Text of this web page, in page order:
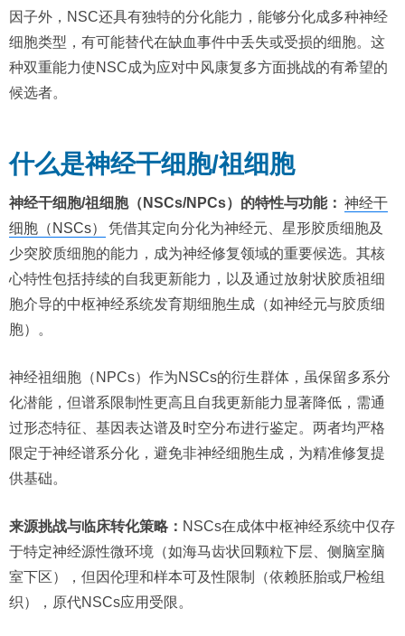
因子外，NSC还具有独特的分化能力，能够分化成多种神经
细胞类型，有可能替代在缺血事件中丢失或受损的细胞。这
种双重能力使NSC成为应对中风康复多方面挑战的有希望的
候选者。
什么是神经干细胞/祖细胞
神经干细胞/祖细胞（NSCs/NPCs）的特性与功能： 神经干
细胞（NSCs）
凭借其定向分化为神经元、星形胶质细胞及
少突胶质细胞的能力，成为神经修复领域的重要候选。其核
心特性包括持续的自我更新能力，以及通过放射状胶质祖细
胞介导的中枢神经系统发育期细胞生成（如神经元与胶质细
胞）。
神经祖细胞（NPCs）作为NSCs的衍生群体，虽保留多系分
化潜能，但谱系限制性更高且自我更新能力显著降低，需通
过形态特征、基因表达谱及时空分布进行鉴定。两者均严格
限定于神经谱系分化，避免非神经细胞生成，为精准修复提
供基础。
来源挑战与临床转化策略： NSCs在成体中枢神经系统中仅存
于特定神经源性微环境（如海马齿状回颗粒下层、侧脑室脑
室下区），但因伦理和样本可及性限制（依赖胚胎或尸检组
织），原代NSCs应用受限。